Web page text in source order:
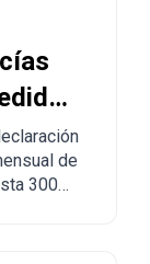
de
300